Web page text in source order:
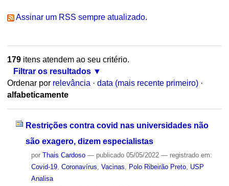
Assinar um RSS sempre atualizado.
179itens atendem ao seu critério.
Filtrar os resultados
Ordenar por relevância · data (mais recente primeiro) ·
alfabeticamente
Restrições contra covid nas universidades não
são exagero, dizem especialistas
por Thais Cardoso — publicado05/05/2022 — registrado em:
Covid-19, Coronavírus Vacinas Polo Ribeirão Preto, USP
Analisa